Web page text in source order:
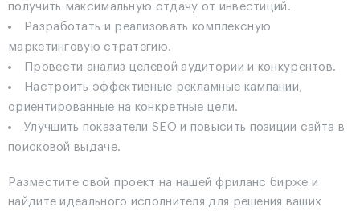
получить максимальную отдачу от инвестиций.
Разработать и реализовать комплексную
маркетинговую стратегию.
Провести анализ целевой аудитории и конкурентов.
Настроить эффективные рекламные кампании,
ориентированные на конкретные цели.
Улучшить показатели SEO и повысить позиции сайта в
поисковой выдаче.
Разместите свой проект на нашей фриланс бирже и
найдите идеального исполнителя для решения ваших